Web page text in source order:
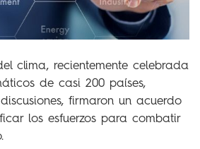
clima, recientemente celebrada
de casi 200 países,
firmaron un acuerdo
los esfuerzos para combatir